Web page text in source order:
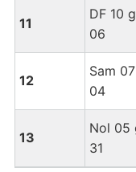
11
DF 10
06
12
Sam
04
13
Nol 05
31